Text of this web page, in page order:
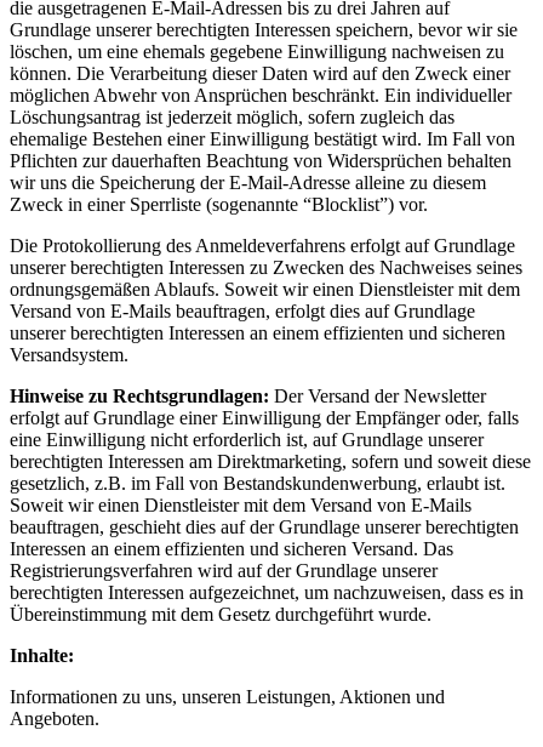
die ausgetragenen E-Mail-Adressen bis zu drei Jahren auf
Grundlage unserer berechtigten Interessen speichern, bevor wir sie
löschen, um eine ehemals gegebene Einwilligung nachweisen zu
können. Die Verarbeitung dieser Daten wird auf den Zweck einer
möglichen Abwehr von Ansprüchen beschränkt. Ein individueller
Löschungsantrag ist jederzeit möglich, sofern zugleich das
ehemalige Bestehen einer Einwilligung bestätigt wird. Im Fall von
Pflichten zur dauerhaften Beachtung von Widersprüchen behalten
wir uns die Speicherung der E-Mail-Adresse alleine zu diesem
Zweck in einer Sperrliste (sogenannte “Blocklist”) vor.
Die Protokollierung des Anmeldeverfahrens erfolgt auf Grundlage
unserer berechtigten Interessen zu Zwecken des Nachweises seines
ordnungsgemäßen Ablaufs. Soweit wir einen Dienstleister mit dem
Versand von E-Mails beauftragen, erfolgt dies auf Grundlage
unserer berechtigten Interessen an einem effizienten und sicheren
Versandsystem.
Hinweise zu Rechtsgrundlagen: Der Versand der Newsletter
erfolgt auf Grundlage einer Einwilligung der Empfänger oder, falls
eine Einwilligung nicht erforderlich ist, auf Grundlage unserer
berechtigten Interessen am Direktmarketing, sofern und soweit diese
gesetzlich, z.B. im Fall von Bestandskundenwerbung, erlaubt ist.
Soweit wir einen Dienstleister mit dem Versand von E-Mails
beauftragen, geschieht dies auf der Grundlage unserer berechtigten
Interessen an einem effizienten und sicheren Versand. Das
Registrierungsverfahren wird auf der Grundlage unserer
berechtigten Interessen aufgezeichnet, um nachzuweisen, dass es in
Übereinstimmung mit dem Gesetz durchgeführt wurde.
Inhalte:
Informationen zu uns, unseren Leistungen, Aktionen und
Angeboten.